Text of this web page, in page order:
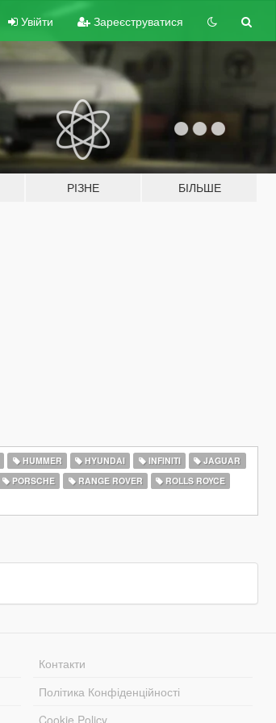
Увійти Зареєструватися
РІЗНЕ БІЛЬШЕ
HUMMER HYUNDAI INFINITI
JAGUAR
PORSCHE RANGE ROVER
ROLLS ROYCE
Контакти
Політика Конфіденційності
Cookie Policy